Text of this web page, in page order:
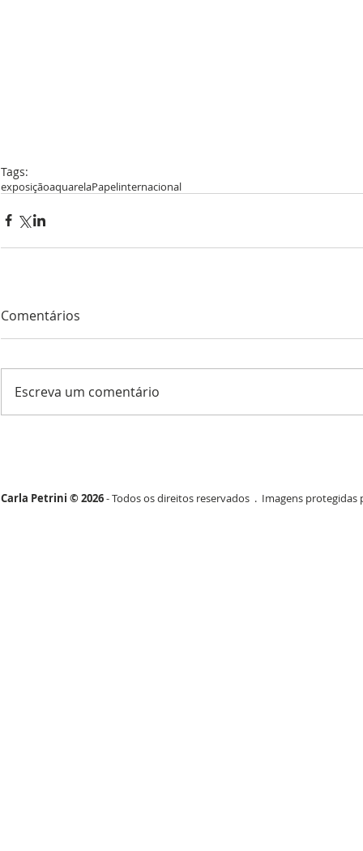
Tags:
exposiçãoaquarelaPapelinternacional
Comentários
Escreva um comentário
Carla Petrini © 2026- Todos os direitos reservados . Imagens